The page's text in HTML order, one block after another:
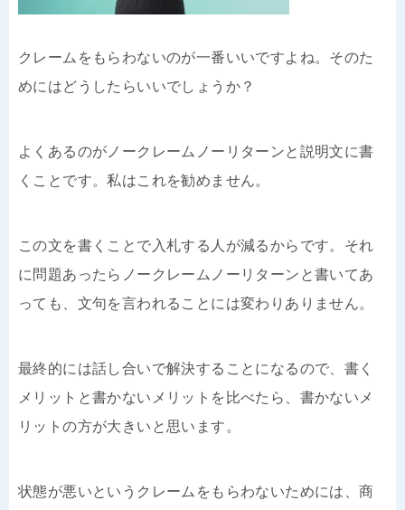
クレームをもらわないのが一番いいですよね。そのた
めにはどうしたらいいでしょうか？
よくあるのがノークレームノーリターンと説明文に書
くことです。私はこれを勧めません。
この文を書くことで入札する人が減るからです。それ
に問題あったらノークレームノーリターンと書いてあ
っても、文句を言われることには変わりありません。
最終的には話し合いで解決することになるので、書く
メリットと書かないメリットを比べたら、書かないメ
リットの方が大きいと思います。
状態が悪いというクレームをもらわないためには、商